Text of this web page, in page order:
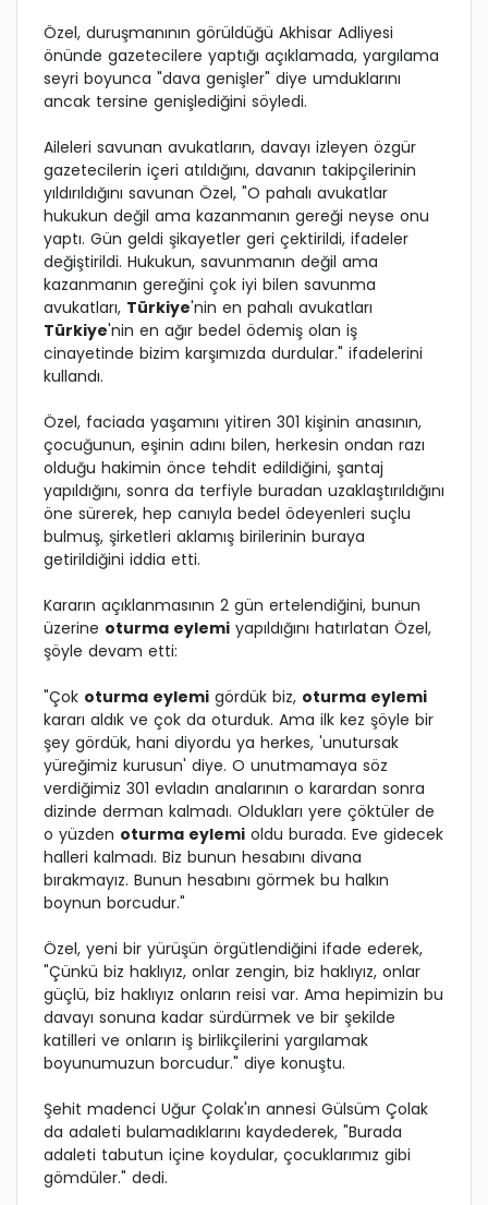
Özel, duruşmanının görüldüğü Akhisar Adliyesi
önünde gazetecilere yaptığı açıklamada, yargılama
seyri boyunca "dava genişler" diye umduklarını
ancak tersine genişlediğini söyledi.
Aileleri savunan avukatların, davayı izleyen özgür
gazetecilerin içeri atıldığını, davanın takipçilerinin
yıldırıldığını savunan Özel, "O pahalı avukatlar
hukukun değil ama kazanmanın gereği neyse onu
yaptı. Gün geldi şikayetler geri çektirildi, ifadeler
değiştirildi. Hukukun, savunmanın değil ama
kazanmanın gereğini çok iyi bilen savunma
avukatları, Türkiye'nin en pahalı avukatları
Türkiye'nin en ağır bedel ödemiş olan iş
cinayetinde bizim karşımızda durdular." ifadelerini
kullandı.
Özel, faciada yaşamını yitiren 301 kişinin anasının,
çocuğunun, eşinin adını bilen, herkesin ondan razı
olduğu hakimin önce tehdit edildiğini, şantaj
yapıldığını, sonra da terfiyle buradan uzaklaştırıldığını
öne sürerek, hep canıyla bedel ödeyenleri suçlu
bulmuş, şirketleri aklamış birilerinin buraya
getirildiğini iddia etti.
Kararın açıklanmasının 2 gün ertelendiğini, bunun
üzerine oturma eylemi yapıldığını hatırlatan Özel,
şöyle devam etti:
"Çok oturma eylemi gördük biz, oturma eylemi
kararı aldık ve çok da oturduk. Ama ilk kez şöyle bir
şey gördük, hani diyordu ya herkes, 'unutursak
yüreğimiz kurusun' diye. O unutmamaya söz
verdiğimiz 301 evladın analarının o karardan sonra
dizinde derman kalmadı. Oldukları yere çöktüler de
o yüzden oturma eylemi oldu burada. Eve gidecek
halleri kalmadı. Biz bunun hesabını divana
bırakmayız. Bunun hesabını görmek bu halkın
boynun borcudur."
Özel, yeni bir yürüşün örgütlendiğini ifade ederek,
"Çünkü biz haklıyız, onlar zengin, biz haklıyız, onlar
güçlü, biz haklıyız onların reisi var. Ama hepimizin bu
davayı sonuna kadar sürdürmek ve bir şekilde
katilleri ve onların iş birlikçilerini yargılamak
boyunumuzun borcudur." diye konuştu.
Şehit madenci Uğur Çolak'ın annesi Gülsüm Çolak
da adaleti bulamadıklarını kaydederek, "Burada
adaleti tabutun içine koydular, çocuklarımız gibi
gömdüler." dedi.